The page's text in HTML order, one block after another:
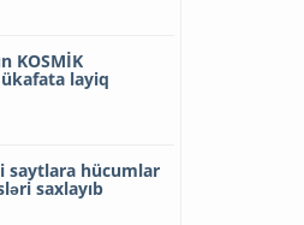
KOSMİK
layiq
saytlara hücumlar
saxlayıb